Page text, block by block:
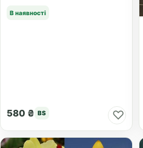
В наявності
580 ₴ BS ♡